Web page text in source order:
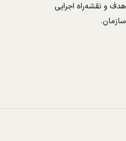
هدف و نقشه‌راه اجرایی